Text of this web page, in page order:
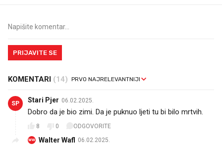
PRIJAVITE SE
KOMENTARI (14)
SP Stari Pjer 06.02.2025.
Dobro da je bio zimi. Da je puknuo ljeti tu bi bilo mrtvih.
8 0 ODGOVORITE
WW Walter Wafl 06.02.2025.